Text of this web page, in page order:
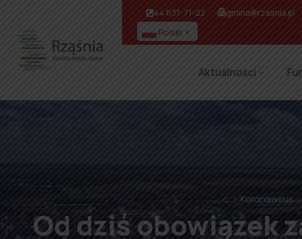
44 631-71-22 gmina@rzasnia.pl
Polski ▼
Aktualności
⌂ Koronawirus
Od dziś obowiązek